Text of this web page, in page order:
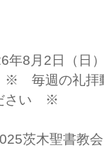
年8月2日（日
週の礼拝動
さい ※
茨木聖書教